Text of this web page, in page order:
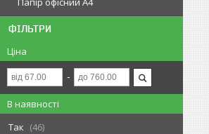
ФІЛЬТРИ
Ціна
В наявності
Так
46